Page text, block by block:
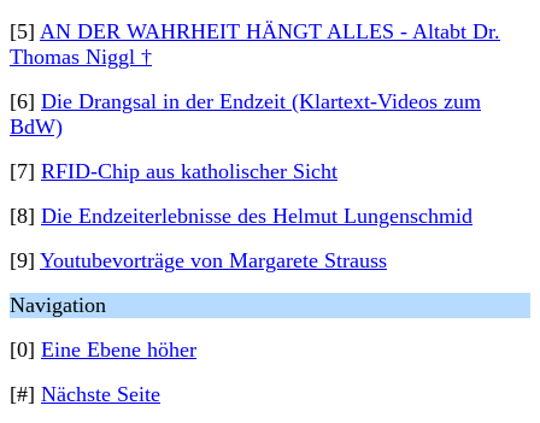
[5] AN DER WAHRHEIT HÄNGT ALLES - Altabt Dr.
Thomas Niggl †
[6] Die Drangsal in der Endzeit (Klartext-Videos zum
BdW)
[7] RFID-Chip aus katholischer Sicht
[8] Die Endzeiterlebnisse des Helmut Lungenschmid
[9] Youtubevorträge von Margarete Strauss
Navigation
[0] Eine Ebene höher
[#] Nächste Seite